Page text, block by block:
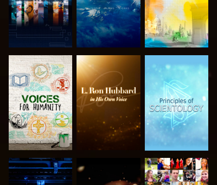
DÉCOUVRIR
LES SÉRIES
DÉCOUVRIR
LES SÉRIES
DÉCOUVRIR
LES SÉRIES